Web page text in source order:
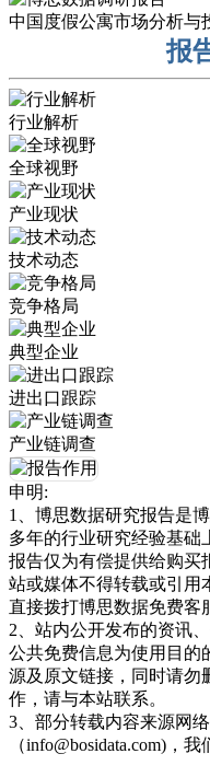
中国度假公寓市场分析与
报
行业解析
全球视野
产业现状
技术动态
竞争格局
典型企业
进出口跟踪
产业链调查
申明:
1、博思数据研究报告是
多年的行业研究经验基础
报告仅为有偿提供给购买
站或媒体不得转载或引用
直接拨打博思数据免费客
2、站内公开发布的资讯
公共免费信息为使用目的
源及原文链接，同时请勿
作，请与本站联系。
3、部分转载内容来源网
（info@bosidata.com)，